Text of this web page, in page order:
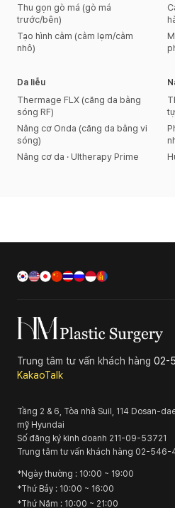
Thu gọn gò má (gò má
trước/bên)
Tạo hình cằm (cằm lẹm/cằm
nhô)
Da liễu
Thermage FLX (căng da bằng
sóng RF)
Nâng cơ Onda (căng da bằng vi
sóng)
Nâng cơ da · Ultherapy Prime
Trung tâm tư vấn khách hàng 02-
KakaoTalk
Tầng 2 & 6, Tòa nhà Suil, 114 Dosan-
mỹ Hyundai
Số đăng ký kinh doanh 211-09-53721
Trung tâm tư vấn khách hàng 02-546-
*Ngày thường : 10:00 ~ 19:00
*Thứ Bảy : 10:00 ~ 16:00
*Thứ Năm : 10:00 ~ 21:00